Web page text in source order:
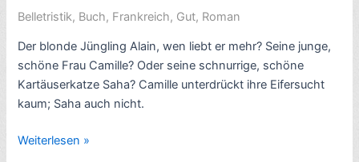
s’amuse)
–
7/10
Belletristik, Buch, Frankreich, Gut, Roman
Der blonde Jüngling Alain, wen liebt er mehr? Seine junge,
schöne Frau Camille? Oder seine schnurrige, schöne
Kartäuserkatze Saha? Camille unterdrückt ihre Eifersucht
kaum; Saha auch nicht.
Romankritik:
Weiterlesen »